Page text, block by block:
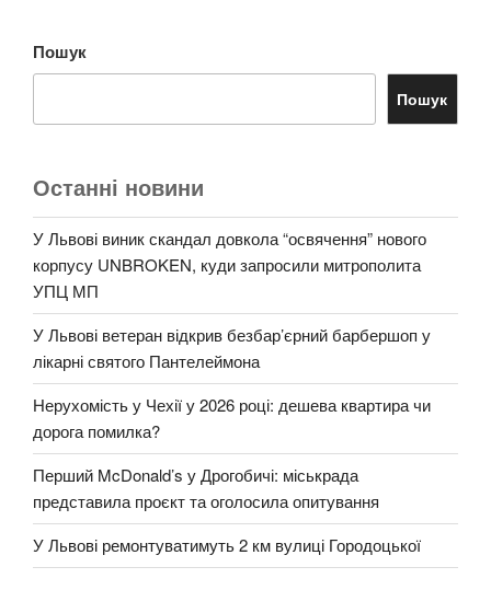
Пошук
Пошук
Останні новини
У Львові виник скандал довкола “освячення” нового
корпусу UNBROKEN, куди запросили митрополита
УПЦ МП
У Львові ветеран відкрив безбар’єрний барбершоп у
лікарні святого Пантелеймона
Нерухомість у Чехії у 2026 році: дешева квартира чи
дорога помилка?
Перший McDonald’s у Дрогобичі: міськрада
представила проєкт та оголосила опитування
У Львові ремонтуватимуть 2 км вулиці Городоцької